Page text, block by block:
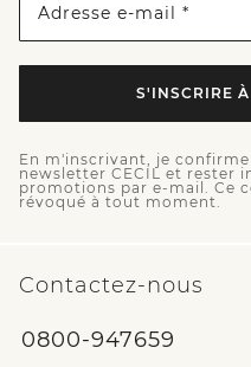
Adresse e-mail *
S'INSCRIRE
En m'inscrivant, je
newsletter CECIL et rester
promotions par e-mail. Ce
révoqué à tout moment.
Contactez-nous
0800-947659